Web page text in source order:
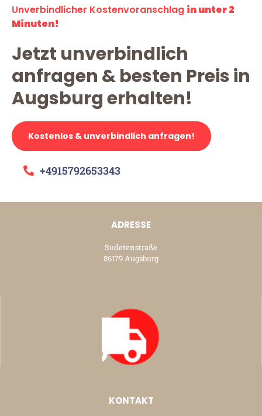
Unverbindlicher Kostenvoranschlag in unter 2
Minuten!
Jetzt unverbindlich
anfragen & besten Preis in
Augsburg erhalten!
Kostenlos & unverbindlich anfragen!
+4915792653343
ADRESSE
Sudetenstraße
86179 Augsburg
KONTAKT